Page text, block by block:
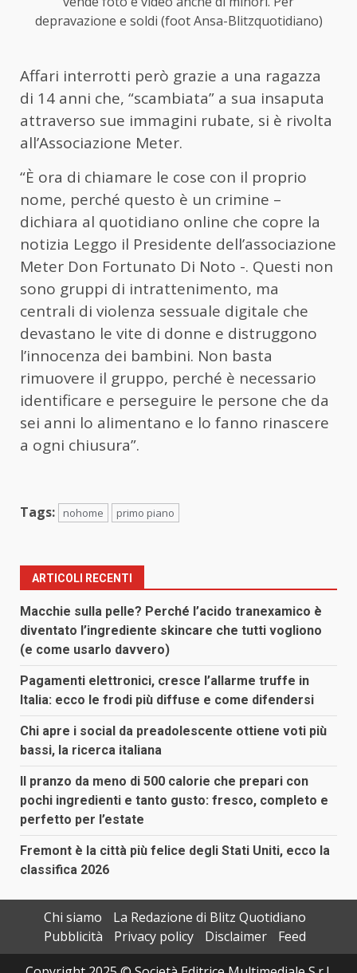
depravazione e soldi (foot Ansa-Blitzquotidiano)
Affari interrotti però grazie a una ragazza
di 14 anni che, “scambiata” a sua insaputa
attraverso sue immagini rubate, si è rivolta
all’Associazione Meter.
“È ora di chiamare le cose con il proprio
nome, perché questo è un crimine –
dichiara al quotidiano online che copre la
notizia Leggo il Presidente dell’associazione
Meter Don Fortunato Di Noto -. Questi non
sono gruppi di intrattenimento, ma
centrali di violenza sessuale digitale che
devastano le vite di donne e distruggono
l’innocenza dei bambini. Non basta
rimuovere il gruppo, perché è necessario
identificare e perseguire le persone che da
sei anni lo alimentano e lo fanno rinascere
a ogni chiusura”.
Tags: nohome primo piano
ARTICOLI RECENTI
Macchie sulla pelle? Perché l’acido tranexamico è
diventato l’ingrediente skincare che tutti vogliono
(e come usarlo davvero)
Pagamenti elettronici, cresce l’allarme truffe in
Italia: ecco le frodi più diffuse e come difendersi
Chi apre i social da preadolescente ottiene voti più
bassi, la ricerca italiana
Il pranzo da meno di 500 calorie che prepari con
pochi ingredienti e tanto gusto: fresco, completo e
perfetto per l’estate
Fremont è la città più felice degli Stati Uniti, ecco la
classifica 2026
Chi siamo
La Redazione di Blitz Quotidiano
Pubblicità
Privacy policy Disclaimer
Feed